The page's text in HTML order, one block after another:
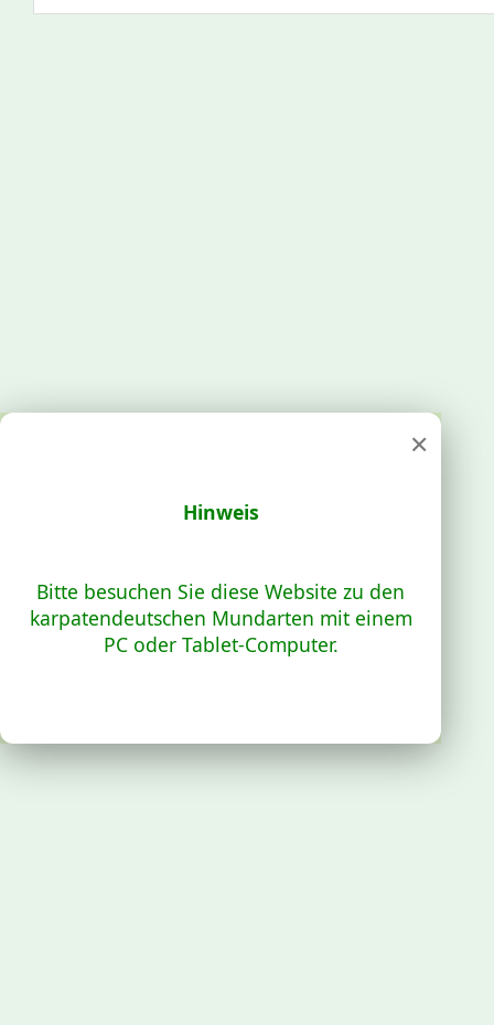
×
Hinweis
Bitte besuchen Sie diese Website zu den
karpatendeutschen Mundarten mit einem
PC oder Tablet-Computer.